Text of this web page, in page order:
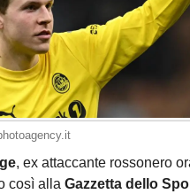
, ex attaccante rossonero
così alla Gazzetta dello